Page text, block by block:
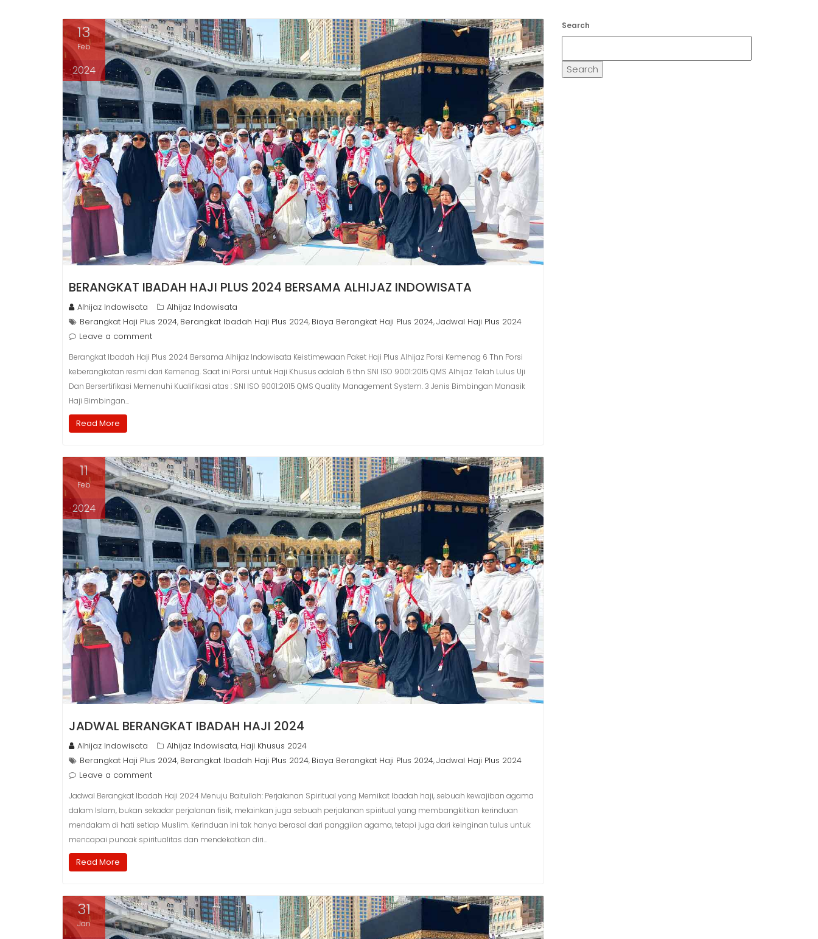
13
Feb
2024
BERANGKAT IBADAH HAJI PLUS 2024 BERSAMA ALHIJAZ INDOWISATA
Alhijaz Indowisata
Alhijaz Indowisata
Berangkat Haji Plus 2024, Berangkat Ibadah Haji Plus 2024, Biaya Berangkat Haji Plus 2024,Jadwal Haji Plus 2024
Leave a comment
Berangkat Ibadah Haji Plus 2024 Bersama Alhijaz Indowisata Keistimewaan Paket Haji Plus Alhijaz​ Porsi Kemenag 6 Thn Porsi
keberangkatan resmi dari Kemenag. Saat ini Porsi untuk Haji Khusus adalah 6 thn SNI ISO 9001:2015 QMS Alhijaz Telah Lulus Uji
Dan Bersertifikasi Memenuhi Kualifikasi atas : SNI ISO 9001:2015 QMS Quality Management System. 3 Jenis Bimbingan Manasik
Haji Bimbingan…
Read More
11
Feb
2024
JADWAL BERANGKAT IBADAH HAJI 2024
Alhijaz Indowisata Alhijaz Indowisata, Haji Khusus 2024
Berangkat Haji Plus 2024, Berangkat Ibadah Haji Plus 2024, Biaya Berangkat Haji Plus 2024,Jadwal Haji Plus 2024
Leave a comment
Jadwal Berangkat Ibadah Haji 2024 Menuju Baitullah: Perjalanan Spiritual yang Memikat Ibadah haji, sebuah kewajiban agama
dalam Islam, bukan sekadar perjalanan fisik, melainkan juga sebuah perjalanan spiritual yang membangkitkan kerinduan
mendalam di hati setiap Muslim. Kerinduan ini tak hanya berasal dari panggilan agama, tetapi juga dari keinginan tulus untuk
mencapai puncak spiritualitas dan mendekatkan diri…
Read More
31
Jan
Search
Search